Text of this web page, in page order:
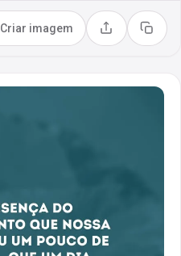
Criar imagem Compartilhar
Copiar